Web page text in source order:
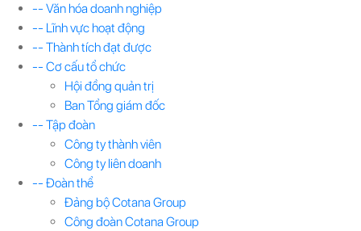
-- Văn hóa doanh nghiệp
-- Lĩnh vực hoạt động
-- Thành tích đạt được
-- Cơ cấu tổ chức
Hội đồng quản trị
Ban Tổng giám đốc
-- Tập đoàn
Công ty thành viên
Công ty liên doanh
-- Đoàn thể
Đảng bộ Cotana Group
Công đoàn Cotana Group